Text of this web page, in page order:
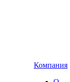
Компания